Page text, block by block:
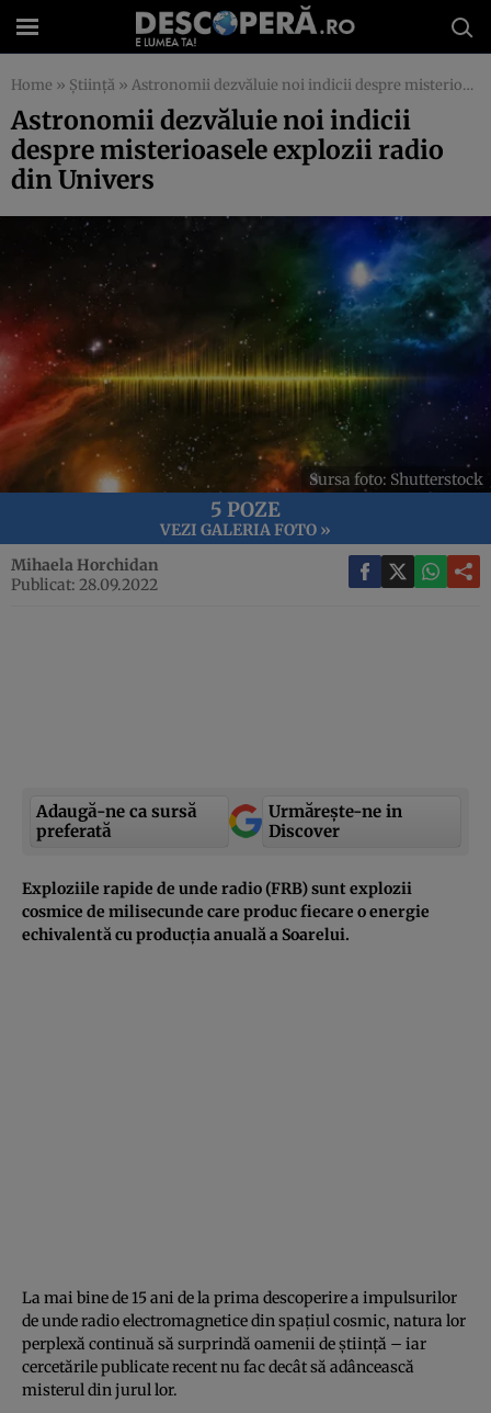
Home » Știință » Astronomii dezvăluie noi indicii despre misterioasele explozii radio din Univers
Astronomii dezvăluie noi indicii
despre misterioasele explozii radio
din Univers
Sursa foto: Shutterstock
5 POZE
VEZI GALERIA FOTO »
Mihaela Horchidan
Publicat: 28.09.2022
Adaugă-ne ca sursă
preferată
Urmărește-ne in
Discover
Exploziile rapide de unde radio (FRB) sunt explozii
cosmice de milisecunde care produc fiecare o energie
echivalentă cu producția anuală a Soarelui.
La mai bine de 15 ani de la prima descoperire a impulsurilor
de unde radio electromagnetice din spațiul cosmic, natura lor
perplexă continuă să surprindă oamenii de știință – iar
cercetările publicate recent nu fac decât să adâncească
misterul din jurul lor.